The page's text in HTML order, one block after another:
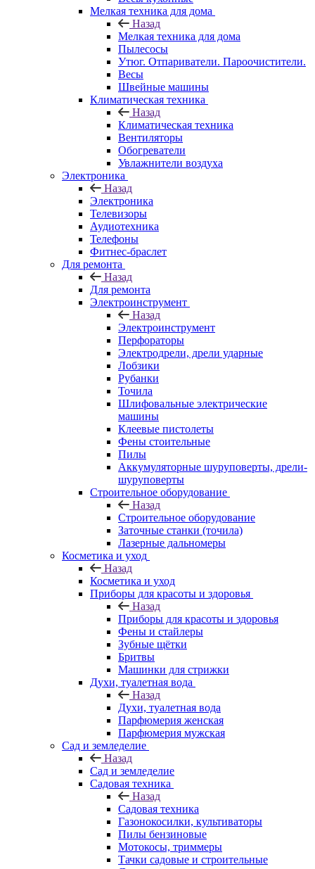
Мелкая техника для дома
Назад
Мелкая техника для дома
Пылесосы
Утюг. Отпариватели. Пароочистители.
Весы
Швейные машины
Климатическая техника
Назад
Климатическая техника
Вентиляторы
Обогреватели
Увлажнители воздуха
Электроника
Назад
Электроника
Телевизоры
Аудиотехника
Телефоны
Фитнес-браслет
Для ремонта
Назад
Для ремонта
Электроинструмент
Назад
Электроинструмент
Перфораторы
Электродрели, дрели ударные
Лобзики
Рубанки
Точила
Шлифовальные электрические
машины
Клеевые пистолеты
Фены стоительные
Пилы
Аккумуляторные шуруповерты, дрели-
шуруповерты
Строительное оборудование
Назад
Строительное оборудование
Заточные станки (точила)
Лазерные дальномеры
Косметика и уход
Назад
Косметика и уход
Приборы для красоты и здоровья
Назад
Приборы для красоты и здоровья
Фены и стайлеры
Зубные щётки
Бритвы
Машинки для стрижки
Духи, туалетная вода
Назад
Духи, туалетная вода
Парфюмерия женская
Парфюмерия мужская
Сад и земледелие
Назад
Сад и земледелие
Садовая техника
Назад
Садовая техника
Газонокосилки, культиваторы
Пилы бензиновые
Мотокосы, триммеры
Тачки садовые и строительные